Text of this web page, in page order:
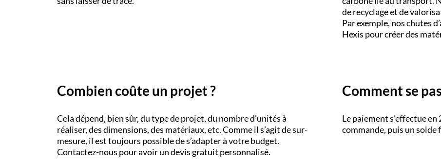
de recyclage et de
Par exemple, nos chutes
Hexis pour créer des
Combien coûte un projet ?
Cela dépend, bien sûr, du type de projet, du nombre d’unités à
réaliser, des dimensions, des matériaux, etc. Comme il s’agit de sur-
mesure, il est toujours possible de s’adapter à votre budget.
Contactez-nous pour avoir un devis gratuit personnalisé.
Comment se
Le paiement s’effectue
commande, puis un